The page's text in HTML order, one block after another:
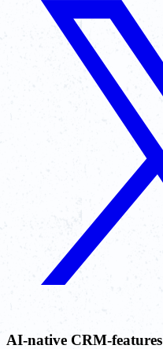
AI-native CRM-features